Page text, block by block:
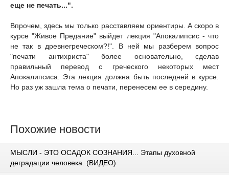
еще не печать...".
Впрочем, здесь мы только расставляем ориентиры. А скоро в
курсе "Живое Предание" выйдет лекция "Апокалипсис - что
не так в древнегреческом?!". В ней мы разберем вопрос
"печати антихриста" более основательно, сделав
правильный перевод с греческого некоторых мест
Апокалипсиса. Эта лекция должна быть последней в курсе.
Но раз уж зашла тема о печати, перенесем ее в середину.
Похожие новости
МЫСЛИ - ЭТО ОСАДОК СОЗНАНИЯ... Этапы духовной
деградации человека. (ВИДЕО)